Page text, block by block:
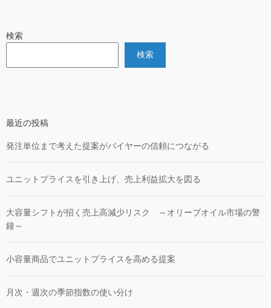
検索
検索
最近の投稿
発注単位まで考えた提案がバイヤーの信頼につながる
ユニットプライスを引き上げ、売上利益拡大を図る
大容量シフトが招く売上高減少リスク ～オリーブオイル市場の警
鐘～
小容量商品でユニットプライスを高める提案
月次・週次の季節指数の使い分け